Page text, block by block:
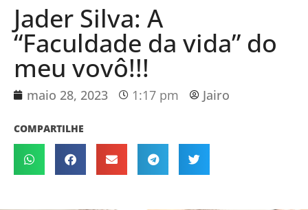
Jader Silva: A
“Faculdade da vida” do
meu vovô!!!
maio 28, 2023 1:17 pm Jairo
COMPARTILHE